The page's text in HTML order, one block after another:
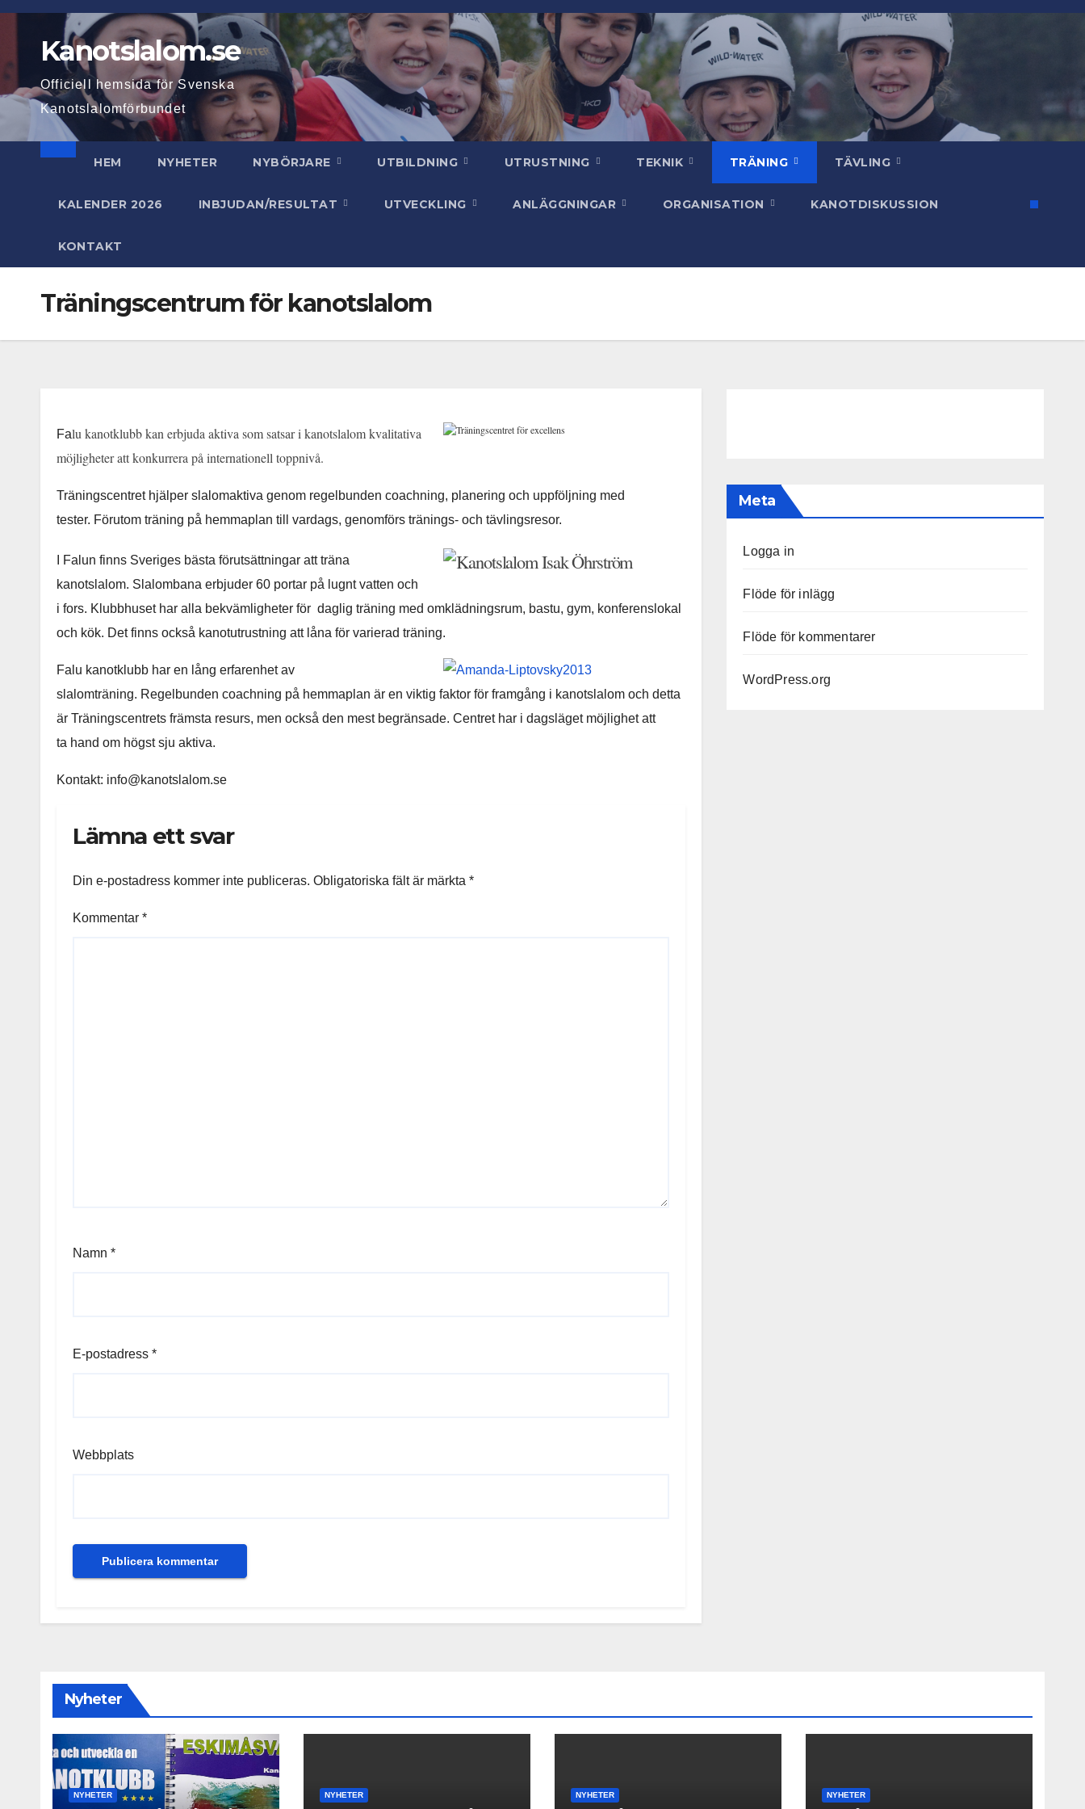
Hoppa
innehållKanotslalom.se
Officiell hemsida för Svenska
Kanotslalomförbundet
HEM NYHETER NYBÖRJARE UTBILDNING UTRUSTNING TEKNIK TRÄNING TÄVLING
KALENDER 2026 INBJUDAN/RESULTAT UTVECKLING ANLÄGGNINGAR ORGANISATION KANOTDISKUSSION
KONTAKT
Träningscentrum för kanotslalom
Falu kanotklubb kan erbjuda aktiva som satsar i kanotslalom kvalitativa
möjligheter att konkurrera på internationell toppnivå.
Träningscentret hjälper slalomaktiva genom regelbunden coachning, planering och uppföljning med
tester. Förutom träning på hemmaplan till vardags, genomförs tränings- och tävlingsresor.
I Falun finns Sveriges bästa förutsättningar att träna
kanotslalom. Slalombana erbjuder 60 portar på lugnt vatten och
i fors. Klubbhuset har alla bekvämligheter för daglig träning med omklädningsrum, bastu, gym, konferenslokal
och kök. Det finns också kanotutrustning att låna för varierad träning.
Falu kanotklubb har en lång erfarenhet av
slalomträning. Regelbunden coachning på hemmaplan är en viktig faktor för framgång i kanotslalom och detta
är Träningscentrets främsta resurs, men också den mest begränsade. Centret har i dagsläget möjlighet att
ta hand om högst sju aktiva.
Kontakt: info@kanotslalom.se
Lämna ett svar
Din e-postadress kommer inte publiceras. Obligatoriska fält är märkta *
Kommentar *
Namn *
E-postadress *
Webbplats
Meta
Logga in
Flöde för inlägg
Flöde för kommentarer
WordPress.org
Nyheter
NYHETER NYHETER NYHETER NYHETER